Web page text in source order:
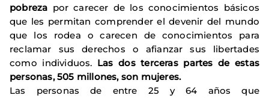
pobreza por carecer de los conocimientos básicos
que les permitan comprender el devenir del mundo
que los rodea o carecen de conocimientos para
reclamar sus derechos o afianzar sus libertades
como individuos. Las dos terceras partes de estas
personas, 505 millones, son mujeres.
Las personas de entre 25 y 64 años que